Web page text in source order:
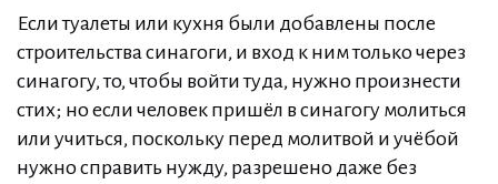
Если туалеты или кухня были добавлены после
строительства синагоги, и вход к ним только через
синагогу, то, чтобы войти туда, нужно произнести
стих; но если человек пришёл в синагогу молиться
или учиться, поскольку перед молитвой и учёбой
нужно справить нужду, разрешено даже без